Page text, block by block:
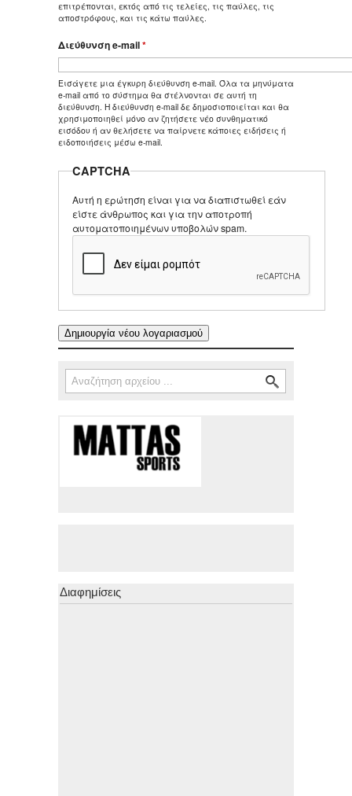
επιτρέπονται, εκτός από τις τελείες, τις παύλες, τις
αποστρόφους, και τις κάτω παύλες.
Διεύθυνση e-mail*
Εισάγετε μια έγκυρη διεύθυνση e-mail. Όλα τα μηνύματα
e-mail από το σύστημα θα στέλνονται σε αυτή τη
διεύθυνση. Η διεύθυνση e-mail δε δημοσιοποιείται και θα
χρησιμοποιηθεί μόνο αν ζητήσετε νέο συνθηματικό
εισόδου ή αν θελήσετε να παίρνετε κάποιες ειδήσεις ή
ειδοποιήσεις μέσω e-mail.
CAPTCHA
Αυτή η ερώτηση είναι για να διαπιστωθεί εάν
είστε άνθρωπος και για την αποτροπή
αυτοματοποιημένων υποβολών spam.
Φόρμα αναζήτησης
Αναζήτηση
Διαφημίσεις